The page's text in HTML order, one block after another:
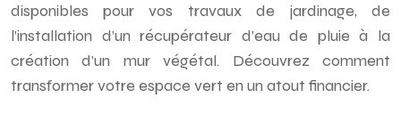
disponibles pour vos travaux de jardinage, de
l’installation d’un récupérateur d’eau de pluie à la
création d’un mur végétal. Découvrez comment
transformer votre espace vert en un atout financier.